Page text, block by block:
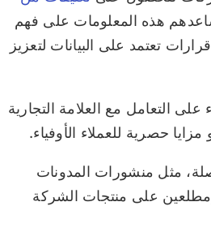
هذه المعلومات على فهم
تعتمد على البيانات لتعزيز
على التعامل مع العلامة التجارية
حصرية للعملاء الأوفياء.
مثل منشورات المدونات
ومطلعين على منتجات الشركة